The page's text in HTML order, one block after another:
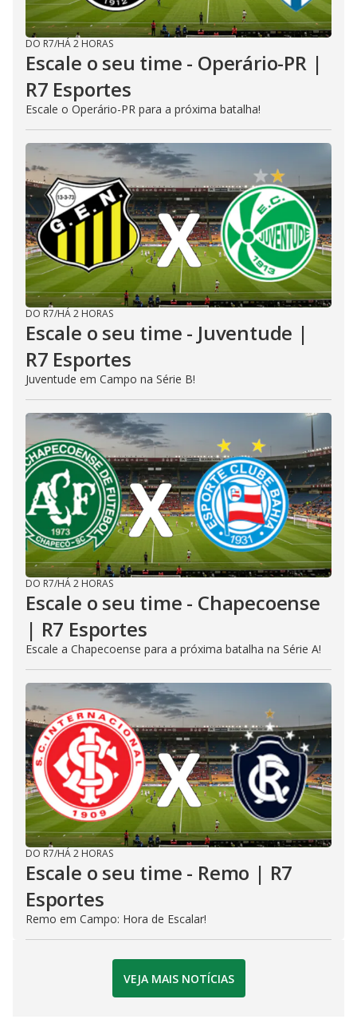
DO R7/HÁ 2 HORAS
Escale o seu time - Operário-PR |
R7 Esportes
Escale o Operário-PR para a próxima batalha!
DO R7/HÁ 2 HORAS
Escale o seu time - Juventude |
R7 Esportes
Juventude em Campo na Série B!
DO R7/HÁ 2 HORAS
Escale o seu time - Chapecoense
| R7 Esportes
Escale a Chapecoense para a próxima batalha na Série A!
DO R7/HÁ 2 HORAS
Escale o seu time - Remo | R7
Esportes
Remo em Campo: Hora de Escalar!
VEJA MAIS NOTÍCIAS